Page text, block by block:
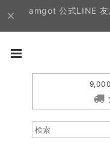
amgot 公式LINE 友